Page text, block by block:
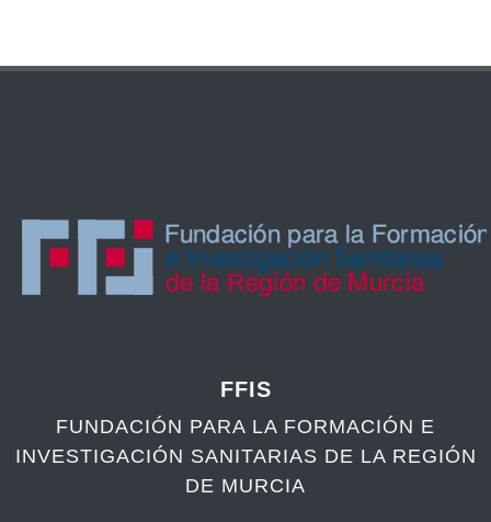
FFIS
FUNDACIÓN PARA LA FORMACIÓN E
INVESTIGACIÓN SANITARIAS DE LA REGIÓN
DE MURCIA